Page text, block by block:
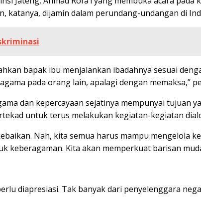
katanya, dijamin dalam perundang-undangan di
bapak ibu menjalankan ibadahnya sesuai
pada orang lain, apalagi dengan memaksa,”
dan kepercayaan sejatinya mempunyai tujuan
untuk terus melakukan kegiatan-kegiatan
Nah, kita semua harus mampu mengelola
keberagaman. Kita akan memperkuat barisan
diapresiasi. Tak banyak dari penyelenggara